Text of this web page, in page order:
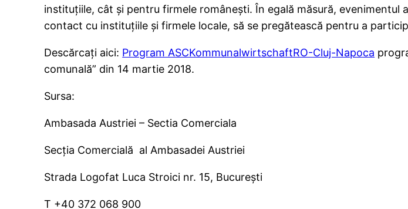
instituțiile, cât și pentru firmele românești. În egală măsură,
contact cu instituțiile și firmele locale, să se pregătească pentru a
Descărcați aici: Program ASCKommunalwirtschaftRO-Cluj-Napoca
comunală” din 14 martie 2018.
Sursa:
Ambasada Austriei – Sectia Comerciala
Secţia Comercială al Ambasadei Austriei
Strada Logofat Luca Stroici nr. 15, Bucureşti
T +40 372 068 900